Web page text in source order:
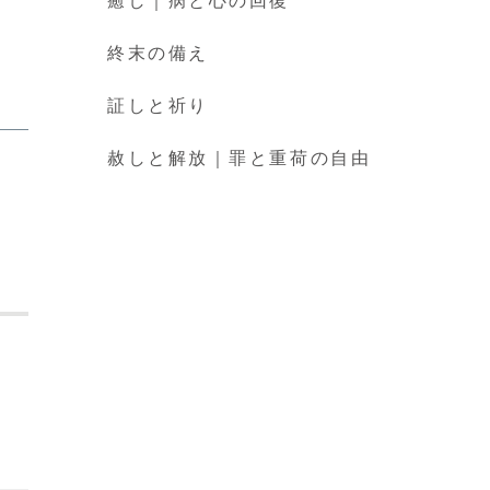
終末の備え
証しと祈り
赦しと解放｜罪と重荷の自由